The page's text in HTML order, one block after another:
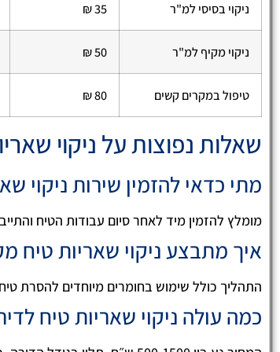
ניקוי בסיסי למ"ר 35 ₪
ניקוי מקיף למ"ר 50 ₪
טיפול במקרים קשים 80 ₪
שאלות נפוצות על ניקוי
מתי כדאי להזמין שירות ניקוי
מומלץ להזמין מיד לאחר סיום עבודות הטיח והתייבשות מלאה,
איך מתבצע ניקוי שאריות טיח
התהליך כולל שימוש בחומרים מיוחדים להסרת
כמה עולה ניקוי שאריות טיח